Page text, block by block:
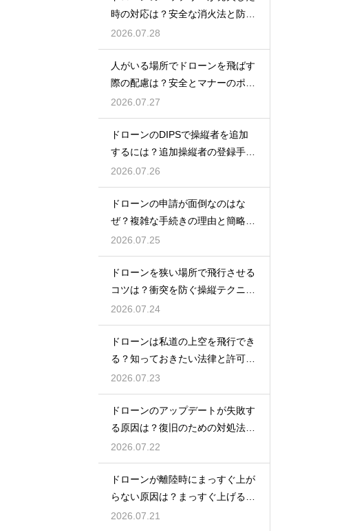
時の対応は？安全な消火法と防止
策を解説
2026.07.28
人がいる場所でドローンを飛ばす
際の配慮は？安全とマナーのポイ
ント
2026.07.27
ドローンのDIPSで操縦者を追加
するには？追加操縦者の登録手順
を解説
2026.07.26
ドローンの申請が面倒なのはな
ぜ？複雑な手続きの理由と簡略化
の動向
2026.07.25
ドローンを狭い場所で飛行させる
コツは？衝突を防ぐ操縦テクニッ
クを解説
2026.07.24
ドローンは私道の上空を飛行でき
る？知っておきたい法律と許可の
ルール
2026.07.23
ドローンのアップデートが失敗す
る原因は？復旧のための対処法を
解説
2026.07.22
ドローンが離陸時にまっすぐ上が
らない原因は？まっすぐ上げるた
めのコツを解説
2026.07.21